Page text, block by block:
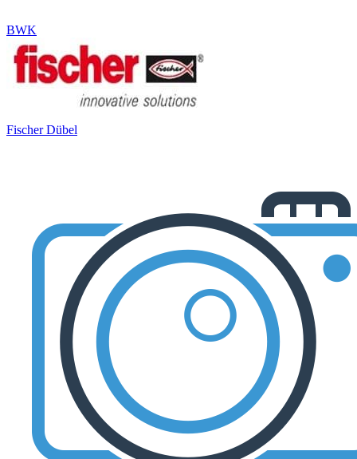
BWK
Fischer Dübel